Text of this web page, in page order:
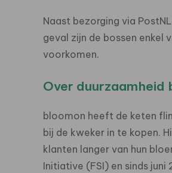
Naast bezorging via
geval zijn de bossen enkel
voorkomen.
Over duurzaamheid
bloomon heeft de keten
bij de kweker in te kopen.
klanten langer van hun
Initiative (FSI) en sinds